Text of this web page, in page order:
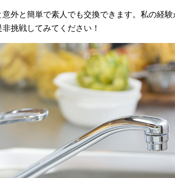
外と簡単で素人でも交換できます。私の経
挑戦してみてください！